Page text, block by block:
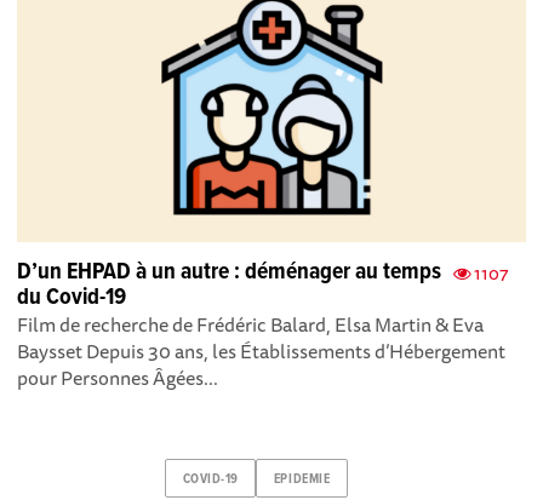
1107
D’un EHPAD à un autre : déménager au temps
du Covid-19
Film de recherche de Frédéric Balard, Elsa Martin & Eva
Baysset Depuis 30 ans, les Établissements d’Hébergement
pour Personnes Âgées...
COVID-19 EPIDEMIE